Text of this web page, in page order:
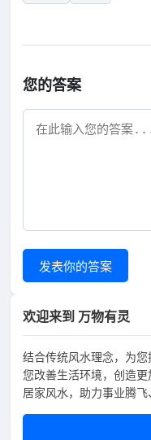
您的答案
发表你的答案
欢迎来到 万物有灵
结合传统风水理念，为
您改善生活环境，创造
居家风水，助力事业腾飞